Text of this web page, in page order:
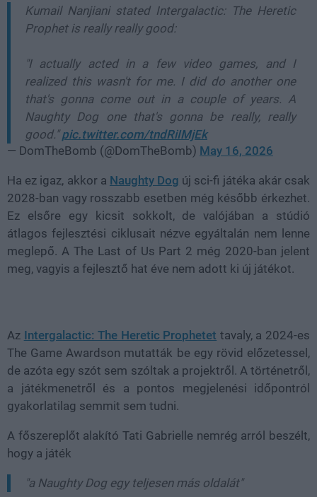
Kumail Nanjiani stated Intergalactic: The Heretic
Prophet is really really good:
"I actually acted in a few video games, and I
realized this wasn't for me. I did do another one
that's gonna come out in a couple of years. A
Naughty Dog one that's gonna be really, really
good."pic.twitter.com/tndRiIMjEk
— DomTheBomb (@DomTheBomb) May 16, 2026
Ha ez igaz, akkor a Naughty Dog új sci-fi játéka akár csak
2028-ban vagy rosszabb esetben még később érkezhet.
Ez elsőre egy kicsit sokkolt, de valójában a stúdió
átlagos fejlesztési ciklusait nézve egyáltalán nem lenne
meglepő. A The Last of Us Part 2 még 2020-ban jelent
meg, vagyis a fejlesztő hat éve nem adott ki új játékot.
Az Intergalactic: The Heretic Prophetet tavaly, a 2024-es
The Game Awardson mutatták be egy rövid előzetessel,
de azóta egy szót sem szóltak a projektről. A történetről,
a játékmenetről és a pontos megjelenési időpontról
gyakorlatilag semmit sem tudni.
A főszereplőt alakító Tati Gabrielle nemrég arról beszélt,
hogy a játék
"a Naughty Dog egy teljesen más oldalát"